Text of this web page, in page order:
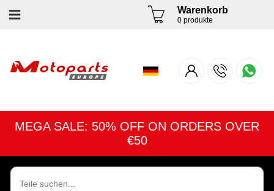
Warenkorb
0 produkte
MEGA SALE: 50% OFF ON ORDERS OVER
€50